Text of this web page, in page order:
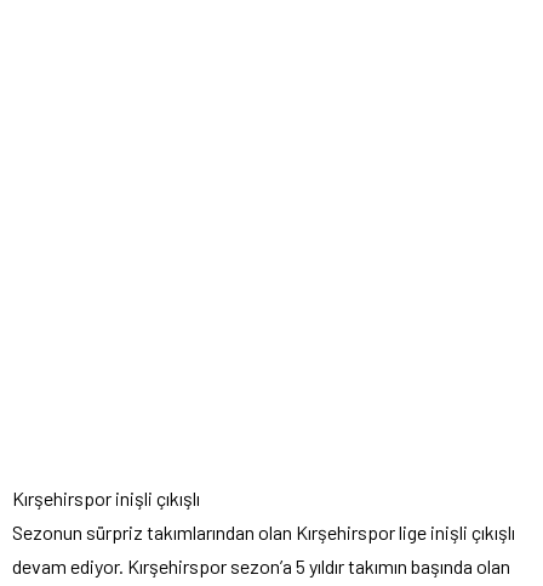
Kırşehirspor inişli çıkışlı
Sezonun sürpriz takımlarından olan Kırşehirspor lige inişli çıkışlı
devam ediyor. Kırşehirspor sezon’a 5 yıldır takımın başında olan